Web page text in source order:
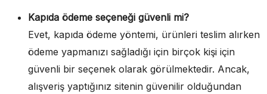
Kapıda ödeme seçeneği güvenli mi?
Evet, kapıda ödeme yöntemi, ürünleri teslim alırken
ödeme yapmanızı sağladığı için birçok kişi için
güvenli bir seçenek olarak görülmektedir. Ancak,
alışveriş yaptığınız sitenin güvenilir olduğundan